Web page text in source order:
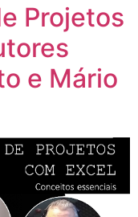
Projetos
e Mário